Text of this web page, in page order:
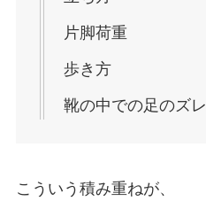
片脚荷重
歩き方
靴の中での足のズレ
こういう積み重ねが、